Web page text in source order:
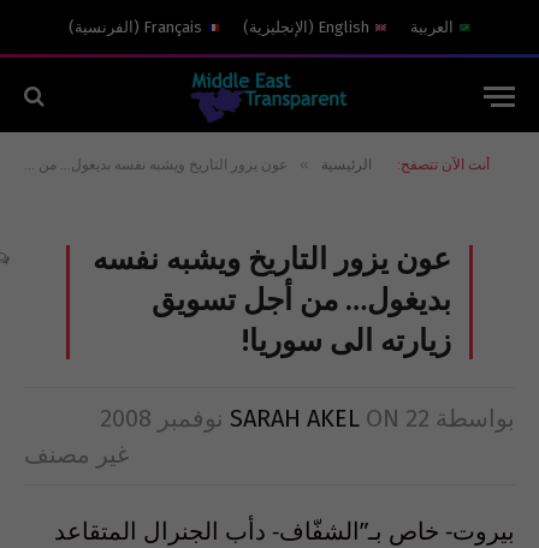
العربية English
( الإنجليزية)
Français
( الفرنسية)
أنت الآن تتصفح: الرئيسية » عون يزور التاريخ ويشبه نفسه بديغول… من أجل تسويق زيارته الى سوريا!
عون يزور التاريخ ويشبه نفسه
بديغول… من أجل تسويق
زيارته الى سوريا!
بواسطة SARAH AKEL ON 22 نوفمبر 2008
غير مصنف
بيروت- خاص بـ”الشفّاف- دأب الجنرال المتقاعد